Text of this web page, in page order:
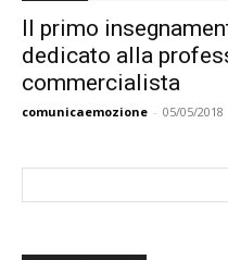
Il primo
dedicato alla
commercialista
comunicaemozione - 05/05/2018